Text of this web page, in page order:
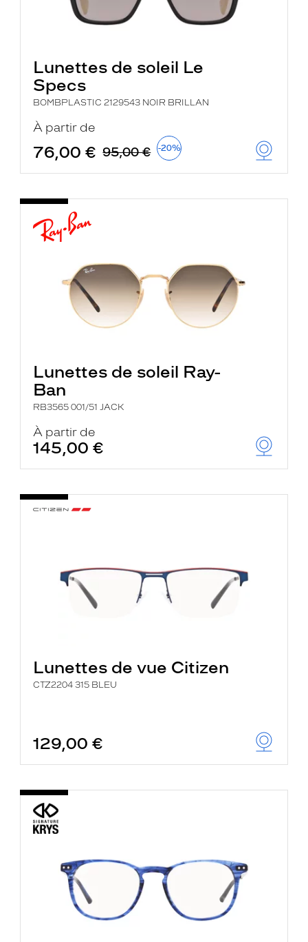
Lunettes de soleil Le
Specs
BOMBPLASTIC 2129543 NOIR BRILLAN
À partir de
76,00 € 95,00 € -20%
Lunettes de soleil Ray-
Ban
RB3565 001/51 JACK
À partir de
145,00 €
Lunettes de vue Citizen
CTZ2204 315 BLEU
129,00 €